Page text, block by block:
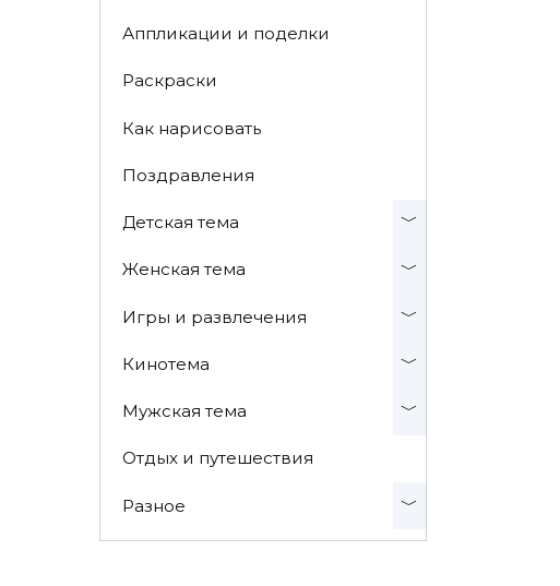
Аппликации и поделки
Раскраски
Как нарисовать
Поздравления
Детская тема
Женская тема
Игры и развлечения
Кинотема
Мужская тема
Отдых и путешествия
Разное